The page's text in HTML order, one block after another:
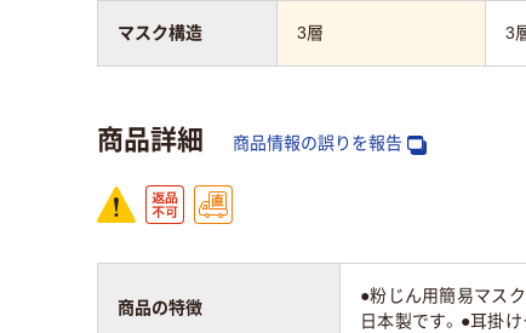
マスク構造 3層 3
商品詳細 商品情報の誤りを報告
商品の特徴
●粉じん用簡易マス
日本製です。●耳掛